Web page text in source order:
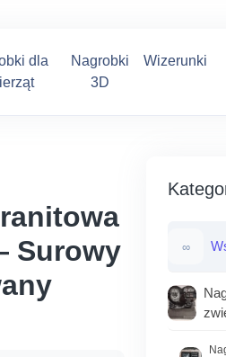
dla
Nagrobki
3D
Wizerunki
Surowy
∞